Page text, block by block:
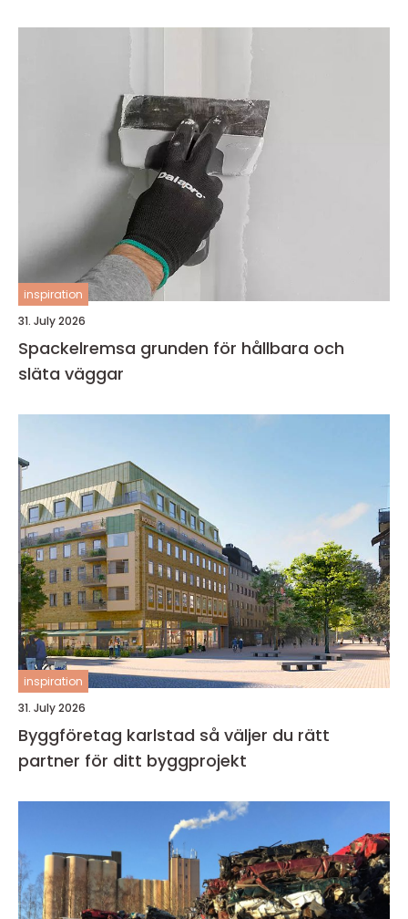
inspiration
31. July 2026
Spackelremsa grunden för hållbara och
släta väggar
inspiration
31. July 2026
Byggföretag karlstad så väljer du rätt
partner för ditt byggprojekt